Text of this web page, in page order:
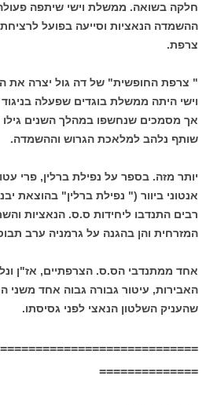
חלקה בשואה. ממשלת וישי שיתפה
צרפת.
" צרפת החופשית" של דה גול יצרה את
וישי היתה ממשלת בוגדים שפעלה
אך מסמכים שנחשפו במהלך השנים
שותף נלהב למלאכת הגרוש וההשמדה.
יותר מזה. בספר על נפילת ברלין, פרי
אנטוני ביוור (" נפילת ברלין" בהוצאת
רבים התנדבו ליחידות ס.ס. הנאציות
המזרחית והן בהגנה על גרמניה ערב
אחד ממתנדבי הס.ס. הצרפתיים, אז"ן
האבירות, עיטור גבורה גבוה אחד משני
שהעניק השלטון הנאצי לפני גסיסתו.
==============